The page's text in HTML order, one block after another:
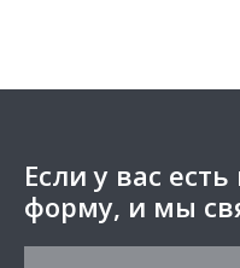
Если у вас
форму, и мы